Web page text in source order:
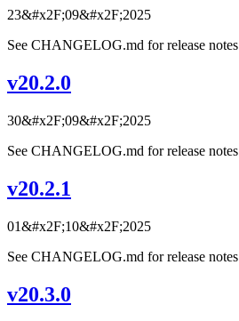
23&#x2F;09&#x2F;2025
See CHANGELOG.md for release notes
v20.2.0
30&#x2F;09&#x2F;2025
See CHANGELOG.md for release notes
v20.2.1
01&#x2F;10&#x2F;2025
See CHANGELOG.md for release notes
v20.3.0